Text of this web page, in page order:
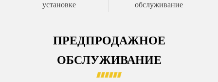
установке
обслуживание
ПРЕДПРОДАЖНОЕ
ОБСЛУЖИВАНИЕ